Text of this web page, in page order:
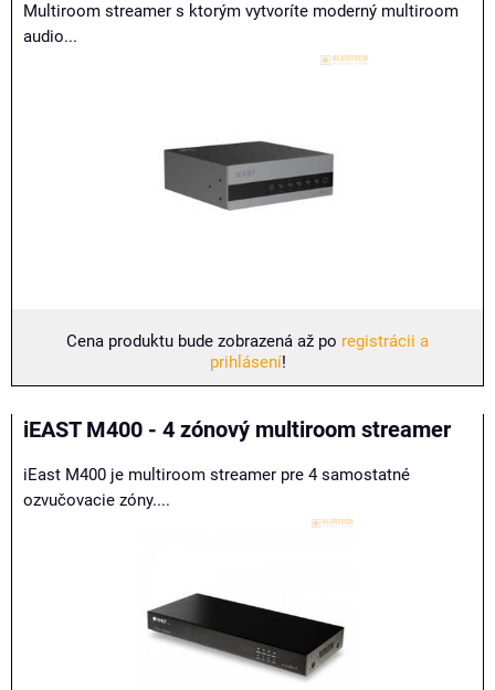
Multiroom streamer s ktorým vytvoríte moderný multiroom
audio...
Cena produktu bude zobrazená až po registrácii a
prihlásení!
iEAST M400 - 4 zónový multiroom streamer
iEast M400 je multiroom streamer pre 4 samostatné
ozvučovacie zóny....